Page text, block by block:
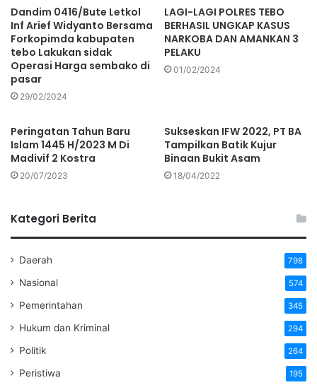
Aditya berpesan melalui postingannya agar semuanya
berhati-hati dalam pacaran jarak jauh, apalagi tidak pernah
bertemu. (***)
Muhamad Usman
Dandim 0416/Bute Letkol
Inf Arief Widyanto Bersama
Forkopimda kabupaten
tebo Lakukan sidak
Operasi Harga sembako di
pasar
29/02/2024
LAGI-LAGI POLRES TEBO
BERHASIL UNGKAP KASUS
NARKOBA DAN AMANKAN 3
PELAKU
01/02/2024
Peringatan Tahun Baru
Islam 1445 H/2023 M Di
Madivif 2 Kostra
20/07/2023
Sukseskan IFW 2022, PT BA
Tampilkan Batik Kujur
Binaan Bukit Asam
18/04/2022
Kategori Berita
Daerah 798
Nasional 574
Pemerintahan 345
Hukum dan Kriminal 294
Politik 264
Peristiwa 195